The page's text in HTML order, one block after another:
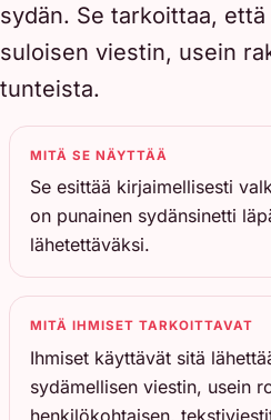
sydän. Se tarkoittaa,
suloisen viestin, usein
tunteista.
MITÄ SE NÄYTTÄÄ
Se esittää kirjaimellisesti
on punainen sydänsinetti
lähetettäväksi.
MITÄ IHMISET TARKOITTAVAT
Ihmiset käyttävät sitä
sydämellisen viestin, usein
henkilökohtaisen,